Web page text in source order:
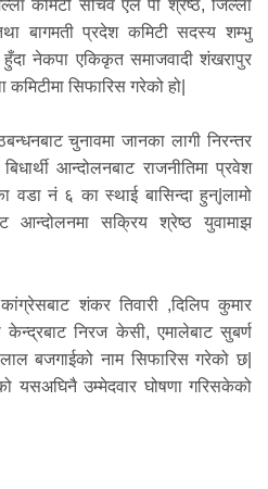
कमिटी सचिव एल पी श्रेष्ठ, जिल्ला
बागमती प्रदेश कमिटी सदस्य शम्भु
नेकपा एकिकृत समाजवादी शंखरापुर
सिफारिस गरेको हो|
चुनावमा जानका लागी निरन्तर
आन्दोलनबाट राजनीतिमा प्रवेश
वडा नं ६ का स्थाई बासिन्दा हुन्|लामो
सक्रिय श्रेष्ठ युवामाझ
शंकर तिवारी ,दिलिप कुमार
निरज केसी, एमालेबाट सुबर्ण
बजगाईको नाम सिफारिस गरेको छ|
यसअघिनै उम्मेदवार घोषणा गरिसकेको